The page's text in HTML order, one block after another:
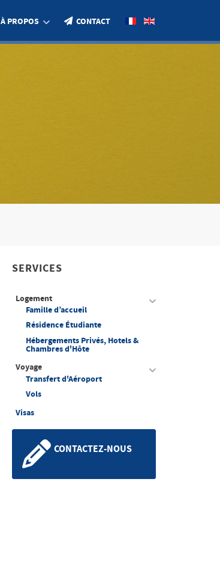
À PROPOS CONTACT
SÉLECTIONNEZ VOTRE
SERVICES
Logement
Famille d’accueil
Résidence Étudiante
Hébergements Privés, Hotels &
Chambres d'Hôte
Voyage
Transfert d'Aéroport
Vols
Visas
CONTACTEZ-NOUS